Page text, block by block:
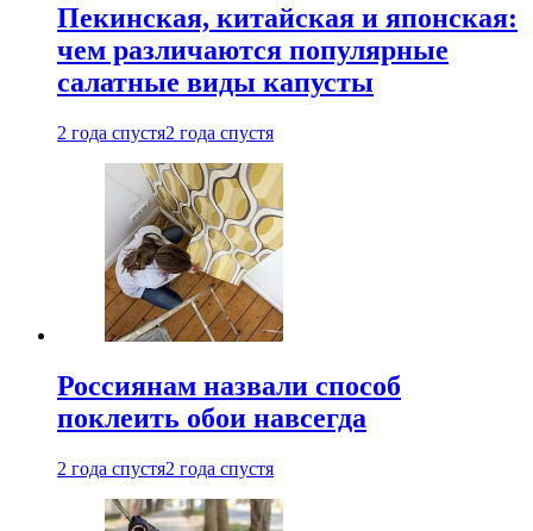
Пекинская, китайская и японская:
чем различаются популярные
салатные виды капусты
2 года спустя2 года спустя
Россиянам назвали способ
поклеить обои навсегда
2 года спустя2 года спустя